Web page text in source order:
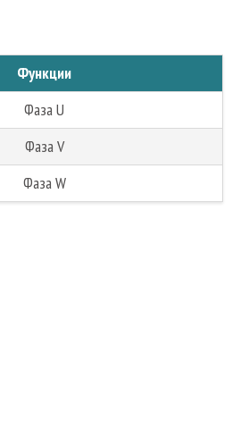
Функции
Фаза U
Фаза V
Фаза W